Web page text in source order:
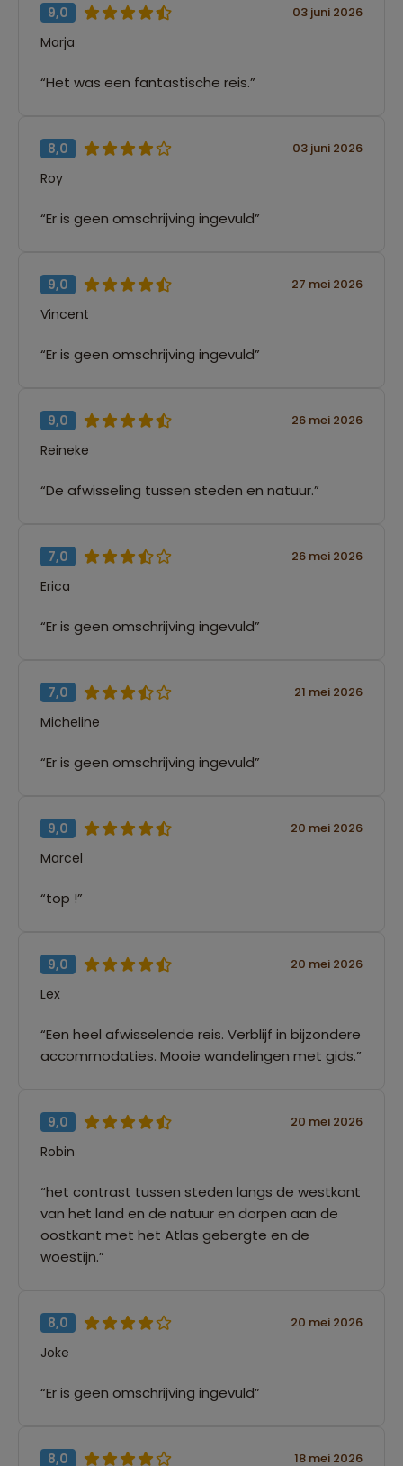
9,0 03 juni 2026
Marja
“Het was een fantastische reis.”
8,0 03 juni 2026
Roy
“Er is geen omschrijving ingevuld”
9,0 27 mei 2026
Vincent
“Er is geen omschrijving ingevuld”
9,0 26 mei 2026
Reineke
“De afwisseling tussen steden en natuur.”
7,0 26 mei 2026
Erica
“Er is geen omschrijving ingevuld”
7,0 21 mei 2026
Micheline
“Er is geen omschrijving ingevuld”
9,0 20 mei 2026
Marcel
“top !”
9,0 20 mei 2026
Lex
“Een heel afwisselende reis. Verblijf in bijzondere
accommodaties. Mooie wandelingen met gids.”
9,0 20 mei 2026
Robin
“het contrast tussen steden langs de westkant
van het land en de natuur en dorpen aan de
oostkant met het Atlas gebergte en de
woestijn.”
8,0 20 mei 2026
Joke
“Er is geen omschrijving ingevuld”
8,0 18 mei 2026